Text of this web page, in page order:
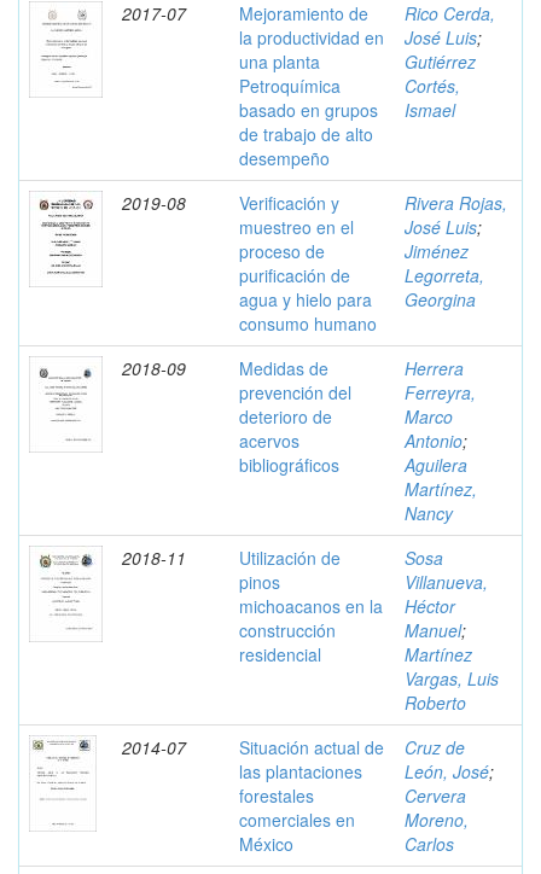
2017-07
Mejoramiento de
la productividad en
una planta
Petroquímica
basado en grupos
de trabajo de alto
desempeño
Rico Cerda,
José Luis;
Gutiérrez
Cortés,
Ismael
2019-08
Verificación y
muestreo en el
proceso de
purificación de
agua y hielo para
consumo humano
Rivera Rojas,
José Luis;
Jiménez
Legorreta,
Georgina
2018-09
Medidas de
prevención del
deterioro de
acervos
bibliográficos
Herrera
Ferreyra,
Marco
Antonio;
Aguilera
Martínez,
Nancy
2018-11
Utilización de
pinos
michoacanos en la
construcción
residencial
Sosa
Villanueva,
Héctor
Manuel;
Martínez
Vargas, Luis
Roberto
2014-07
Situación actual de
las plantaciones
forestales
comerciales en
México
Cruz de
León, José;
Cervera
Moreno,
Carlos